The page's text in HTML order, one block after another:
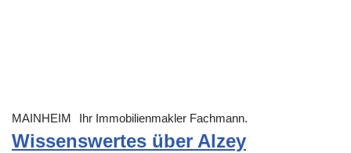
MAINHEIM Ihr Immobilienmakler Fachmann.
Wissenswertes über Alzey